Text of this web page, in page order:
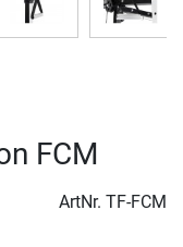
FCM
ArtNr. TF-FCM